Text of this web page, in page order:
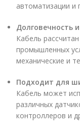
автоматизации и
Долговечность
Кабель
промышленных
механические и
Подходит для
Кабель может
различных
контроллеров и